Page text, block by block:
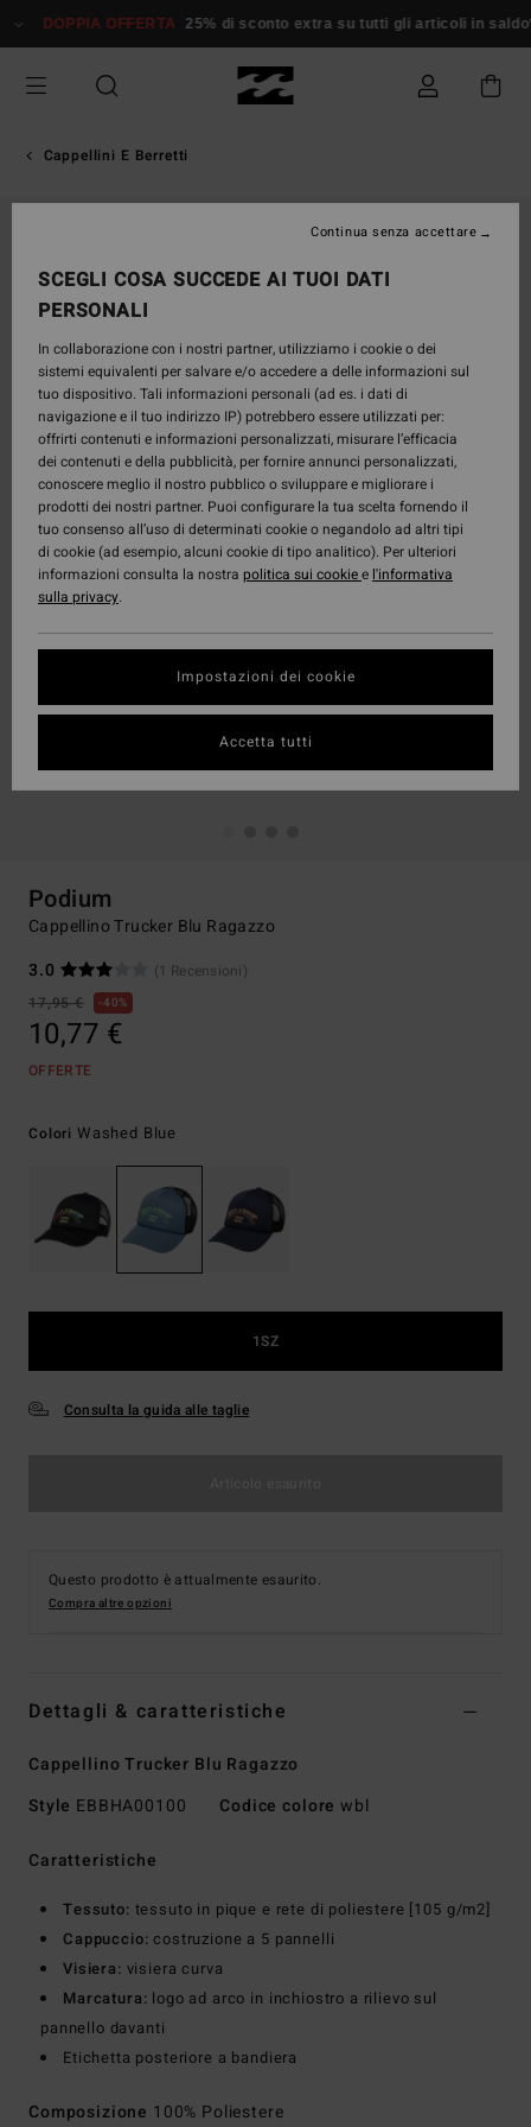
alle
prodotto
DOPPIA OFFERTA 25% di sconto extra su tutti gli articoli in saldo*
Cappellini E Berretti
Podium
Cappellino Trucker Blu Ragazzo
3.0
(1 Recensioni)
17,95 €
40%
10,77 €
OFFERTE
Colori Washed Blue
1SZ
Consulta la guida alle taglie
Questo prodotto è attualmente esaurito.
Compra altre opzioni
Dettagli & caratteristiche
Cappellino Trucker Blu Ragazzo
Style EBBHA00100 Codice colore wbl
Caratteristiche
Tessuto: tessuto in pique e rete di poliestere [105 g/m2]
Cappuccio: costruzione a 5 pannelli
Visiera: visiera curva
Marcatura: logo ad arco in inchiostro a rilievo sul
pannello davanti
Etichetta posteriore a bandiera
Composizione 100% Poliestere
SCEGLI COSA SUCCEDE AI TUOI DATI
PERSONALI
In collaborazione con i nostri partner, utilizziamo i cookie o dei
sistemi equivalenti per salvare e/o accedere a delle informazioni sul
tuo dispositivo. Tali informazioni personali (ad es. i dati di
navigazione e il tuo indirizzo IP) potrebbero essere utilizzati per:
offrirti contenuti e informazioni personalizzati, misurare l’efficacia
dei contenuti e della pubblicità, per fornire annunci personalizzati,
conoscere meglio il nostro pubblico o sviluppare e migliorare i
prodotti dei nostri partner. Puoi configurare la tua scelta fornendo il
tuo consenso all’uso di determinati cookie o negandolo ad altri tipi
di cookie (ad esempio, alcuni cookie di tipo analitico). Per ulteriori
informazioni consulta la nostra politica sui cookiee l'informativa
sulla privacy.
Impostazioni dei cookie
Continua senza accettare
Accetta tutti